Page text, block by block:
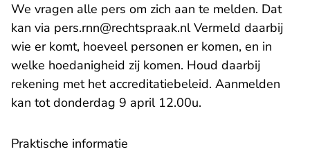
We vragen alle pers om zich aan te melden. Dat
kan via pers.rnn@rechtspraak.nl- U verlaat
Vermeld daarbij
wie er komt, hoeveel personen er komen, en in
welke hoedanigheid zij komen. Houd daarbij
rekening met het accreditatiebeleid. Aanmelden
kan tot donderdag 9 april 12.00u.
Praktische informatie